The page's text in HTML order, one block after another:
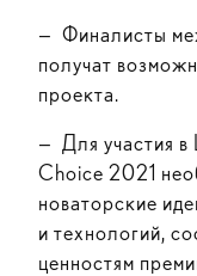
— Финалисты
получат
проекта.
— Для участия в
Choice 2021
новаторские
и технологий,
ценностям